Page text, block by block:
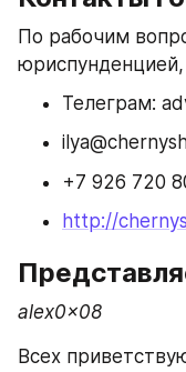
По рабочим
Телеграм:
+7 926 720
http://
alex0x08
Всех